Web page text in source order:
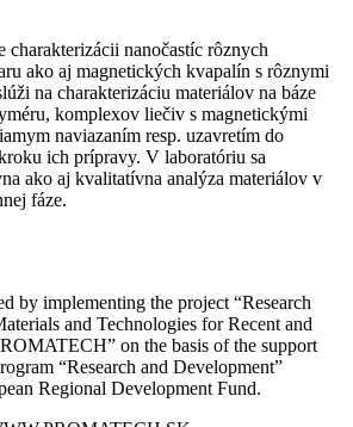
charakterizácii nanočastíc rôznych
ako aj magnetických kvapalín s rôznymi
na charakterizáciu materiálov na báze
komplexov liečiv s magnetickými
naviazaním resp. uzavretím do
ich prípravy. V laboratóriu sa
ako aj kvalitatívna analýza materiálov v
fáze.
by implementing the project “Research
and Technologies for Recent and
on the basis of the support
“Research and Development”
Regional Development Fund.